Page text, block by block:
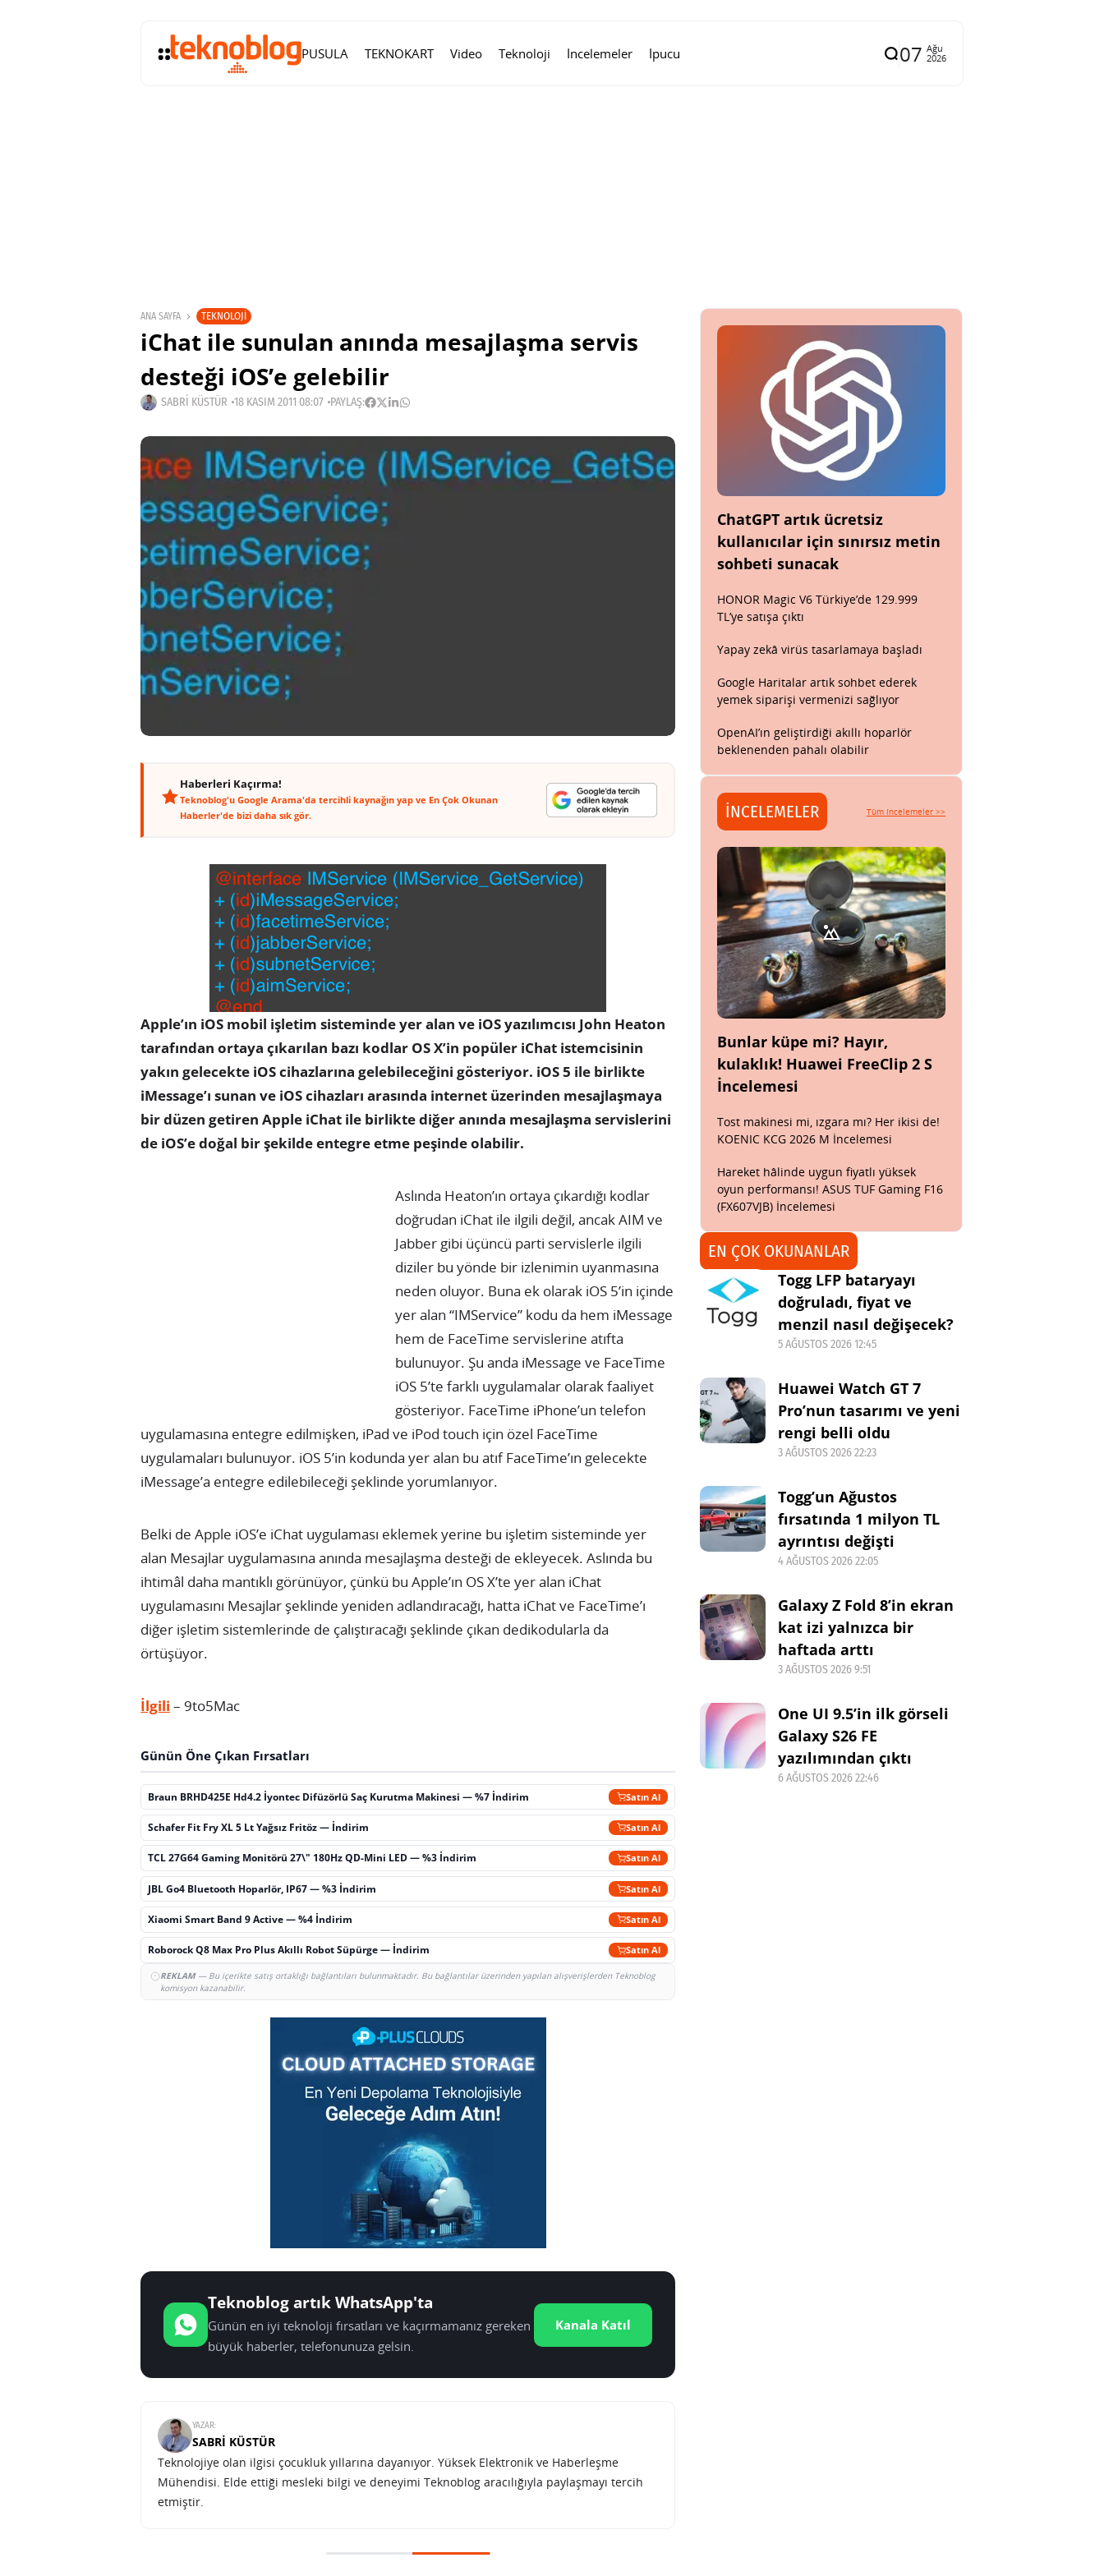
PUSULA TEKNOKART Video Teknoloji İncelemeler İpucu 07 Ağu
2026
ANA SAYFA TEKNOLOJI
iChat ile sunulan anında mesajlaşma servis
desteği iOS’e gelebilir
SABRI KÜSTÜR 18 KASIM 2011 08:07 PAYLAŞ:
Haberleri Kaçırma!
Teknoblog'u Google Arama'da tercihli kaynağın yap ve En Çok Okunan
Haberler'de bizi daha sık gör.
Apple’ın iOS mobil işletim sisteminde yer alan ve iOS yazılımcısı John Heaton
tarafından ortaya çıkarılan bazı kodlar OS X’in popüler iChat istemcisinin
yakın gelecekte iOS cihazlarına gelebileceğini gösteriyor. iOS 5 ile birlikte
iMessage’ı sunan ve iOS cihazları arasında internet üzerinden mesajlaşmaya
bir düzen getiren Apple iChat ile birlikte diğer anında mesajlaşma servislerini
de iOS’e doğal bir şekilde entegre etme peşinde olabilir.
Aslında Heaton’ın ortaya çıkardığı kodlar
doğrudan iChat ile ilgili değil, ancak AIM ve
Jabber gibi üçüncü parti servislerle ilgili
diziler bu yönde bir izlenimin uyanmasına
neden oluyor. Buna ek olarak iOS 5’in içinde
yer alan “IMService” kodu da hem iMessage
hem de FaceTime servislerine atıfta
bulunuyor. Şu anda iMessage ve FaceTime
iOS 5’te farklı uygulamalar olarak faaliyet
gösteriyor. FaceTime iPhone’un telefon
uygulamasına entegre edilmişken, iPad ve iPod touch için özel FaceTime
uygulamaları bulunuyor. iOS 5’in kodunda yer alan bu atıf FaceTime’ın gelecekte
iMessage’a entegre edilebileceği şeklinde yorumlanıyor.
Belki de Apple iOS’e iChat uygulaması eklemek yerine bu işletim sisteminde yer
alan Mesajlar uygulamasına anında mesajlaşma desteği de ekleyecek. Aslında bu
ihtimâl daha mantıklı görünüyor, çünkü bu Apple’ın OS X’te yer alan iChat
uygulamasını Mesajlar şeklinde yeniden adlandıracağı, hatta iChat ve FaceTime’ı
diğer işletim sistemlerinde de çalıştıracağı şeklinde çıkan dedikodularla da
örtüşüyor.
İlgili – 9to5Mac
Günün Öne Çıkan Fırsatları
Braun BRHD425E Hd4.2 İyontec Difüzörlü Saç Kurutma Makinesi — %7 İndirim Satın Al
Schafer Fit Fry XL 5 Lt Yağsız Fritöz — İndirim Satın Al
TCL 27G64 Gaming Monitörü 27\" 180Hz QD-Mini LED — %3 İndirim Satın Al
JBL Go4 Bluetooth Hoparlör, IP67 — %3 İndirim Satın Al
Xiaomi Smart Band 9 Active — %4 İndirim Satın Al
Roborock Q8 Max Pro Plus Akıllı Robot Süpürge — İndirim Satın Al
REKLAM— Bu içerikte satış ortaklığı bağlantıları bulunmaktadır. Bu bağlantılar üzerinden yapılan alışverişlerden Teknoblog
komisyon kazanabilir.
Teknoblog artık WhatsApp'ta
Günün en iyi teknoloji fırsatları ve kaçırmamanız gereken
büyük haberler, telefonunuza gelsin.
Kanala Katıl
YAZAR:
SABRI KÜSTÜR
Teknolojiye olan ilgisi çocukluk yıllarına dayanıyor. Yüksek Elektronik ve Haberleşme
Mühendisi. Elde ettiği mesleki bilgi ve deneyimi Teknoblog aracılığıyla paylaşmayı tercih
etmiştir.
ChatGPT artık ücretsiz
kullanıcılar için sınırsız metin
sohbeti sunacak
HONOR Magic V6 Türkiye’de 129.999
TL’ye satışa çıktı
Yapay zekâ virüs tasarlamaya başladı
Google Haritalar artık sohbet ederek
yemek siparişi vermenizi sağlıyor
OpenAI’ın geliştirdiği akıllı hoparlör
beklenenden pahalı olabilir
İNCELEMELER Tüm incelemeler >>
Bunlar küpe mi? Hayır,
kulaklık! Huawei FreeClip 2 S
İncelemesi
Tost makinesi mi, ızgara mı? Her ikisi de!
KOENIC KCG 2026 M İncelemesi
Hareket hâlinde uygun fiyatlı yüksek
oyun performansı! ASUS TUF Gaming F16
(FX607VJB) İncelemesi
EN ÇOK OKUNANLAR
Togg LFP bataryayı
doğruladı, fiyat ve
menzil nasıl değişecek?
5 AĞUSTOS 2026 12:45
Huawei Watch GT 7
Pro’nun tasarımı ve yeni
rengi belli oldu
3 AĞUSTOS 2026 22:23
Togg’un Ağustos
fırsatında 1 milyon TL
ayrıntısı değişti
4 AĞUSTOS 2026 22:05
Galaxy Z Fold 8’in ekran
kat izi yalnızca bir
haftada arttı
3 AĞUSTOS 2026 9:51
One UI 9.5’in ilk görseli
Galaxy S26 FE
yazılımından çıktı
6 AĞUSTOS 2026 22:46